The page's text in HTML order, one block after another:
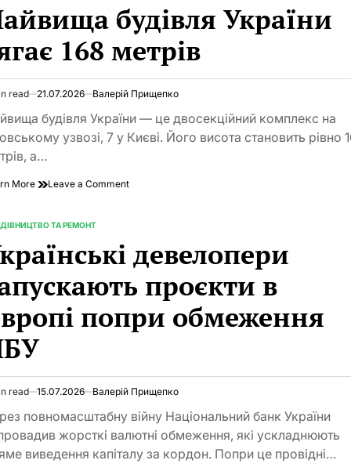
паспорт
на
будинок
у
повна
інструкція
документами,
реєстрацією
будівля України
168 метрів
read 21.07.2026 Валерій Прищепко
будівля України — це двосекційний комплекс на
узвозі, 7 у Києві. Його висота становить рівно
а…
More Leave a Commenton
168
метрів
ТА РЕМОНТ
девелопери
проєкти в
попри обмеження
read 15.07.2026 Валерій Прищепко
повномасштабну війну Національний банк України
жорсткі валютні обмеження, які ускладнюють
виведення капіталу за кордон. Попри це провідні…